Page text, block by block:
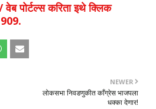
पोर्टल्स करिता इथे क्लिक
NEWER
लोकसभा निवडणुकीत काँग्रेस भाजपला
धक्का देणार!